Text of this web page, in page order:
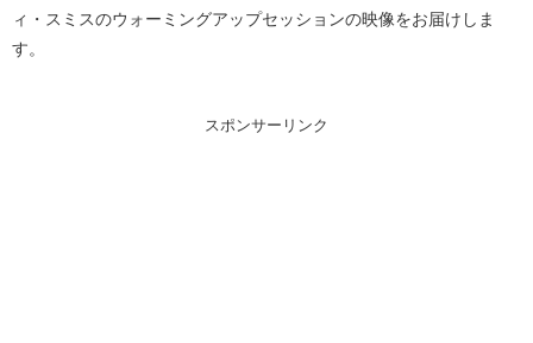
ィ・スミスのウォーミングアップセッションの映像をお届けしま
す。
スポンサーリンク